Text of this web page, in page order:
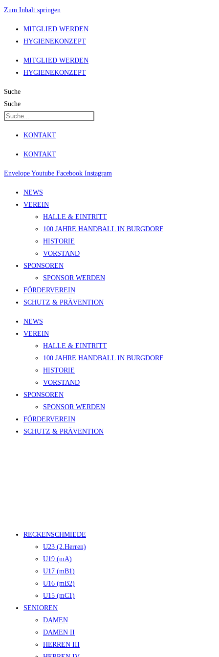
Zum Inhalt springen
MITGLIED WERDEN
HYGIENEKONZEPT
MITGLIED WERDEN
HYGIENEKONZEPT
Suche
Suche
KONTAKT
KONTAKT
Envelope Youtube Facebook Instagram
NEWS
VEREIN
HALLE & EINTRITT
100 JAHRE HANDBALL IN BURGDORF
HISTORIE
VORSTAND
SPONSOREN
SPONSOR WERDEN
FÖRDERVEREIN
SCHUTZ & PRÄVENTION
NEWS
VEREIN
HALLE & EINTRITT
100 JAHRE HANDBALL IN BURGDORF
HISTORIE
VORSTAND
SPONSOREN
SPONSOR WERDEN
FÖRDERVEREIN
SCHUTZ & PRÄVENTION
RECKENSCHMIEDE
U23 (2.Herren)
U19 (mA)
U17 (mB1)
U16 (mB2)
U15 (mC1)
SENIOREN
DAMEN
DAMEN II
HERREN III